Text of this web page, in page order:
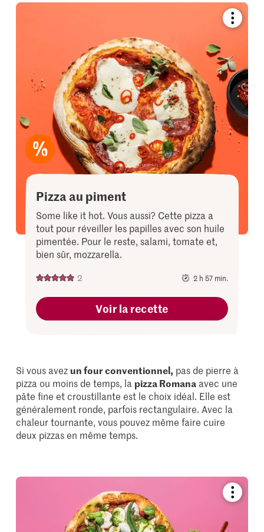
recipe
it
to
your
Pizza au piment
Some like it hot. Vous aussi? Cette pizza a
tout pour réveiller les papilles avec son huile
pimentée. Pour le reste, salami, tomate et,
bien sûr, mozzarella.
2 2 h 57 min.
Voir la recette
Si vous avez un four conventionnel, pas de pierre à
pizza ou moins de temps, la pizza Romana avec une
pâte fine et croustillante est le choix idéal. Elle est
généralement ronde, parfois rectangulaire. Avec la
chaleur tournante, vous pouvez même faire cuire
deux pizzas en même temps.
recipe